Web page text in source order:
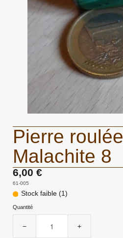
Pierre roulée
Malachite 8
6,00 €
61-005
Stock faible (1)
Quantité
− +